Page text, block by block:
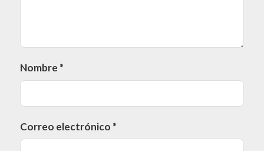
Nombre *
Correo electrónico *